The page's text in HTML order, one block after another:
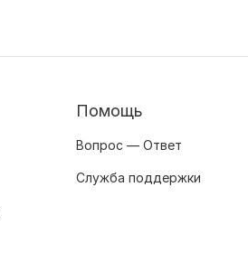
Помощь
Вопрос — Ответ
Служба поддержки